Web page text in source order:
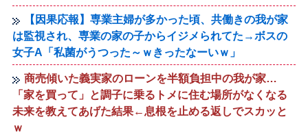
【因果応報】専業主婦が多かった頃、共働きの我が家
は監視され、専業の家の子からイジメられてた→ボスの
女子A「私菌がうつった～ｗきったなーいｗ」
商売傾いた義実家のローンを半額負担中の我が家…
「家を買って」と調子に乗るトメに住む場所がなくなる
未来を教えてあげた結果←息根を止める返しでスカッと
ｗ